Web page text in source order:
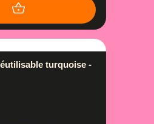
turquoise -